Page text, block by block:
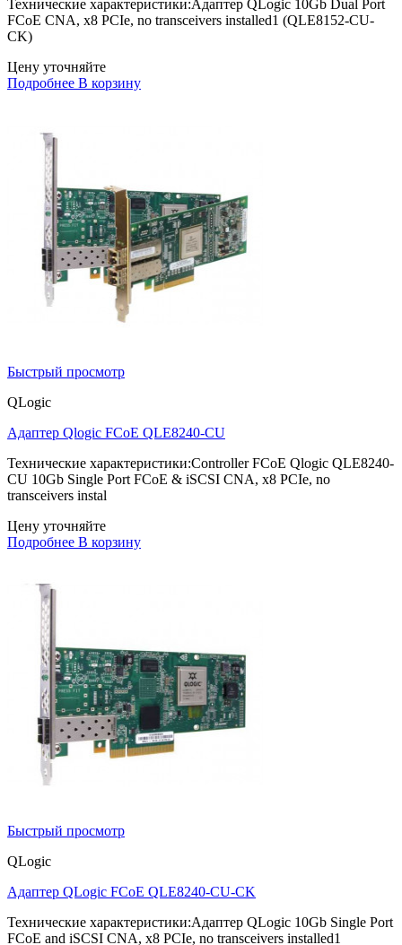
Технические характеристики:Адаптер QLogic 10Gb Dual Port
FCoE CNA, x8 PCIe, no transceivers installed1 (QLE8152-CU-
CK)
Цену уточняйте
Подробнее В корзину
Быстрый просмотр
QLogic
Адаптер Qlogic FCoE QLE8240-CU
Технические характеристики:Controller FCoE Qlogic QLE8240-
CU 10Gb Single Port FCoE & iSCSI CNA, x8 PCIe, no
transceivers instal
Цену уточняйте
Подробнее В корзину
Быстрый просмотр
QLogic
Адаптер QLogic FCoE QLE8240-CU-CK
Технические характеристики:Адаптер QLogic 10Gb Single Port
FCoE and iSCSI CNA, x8 PCIe, no transceivers installed1